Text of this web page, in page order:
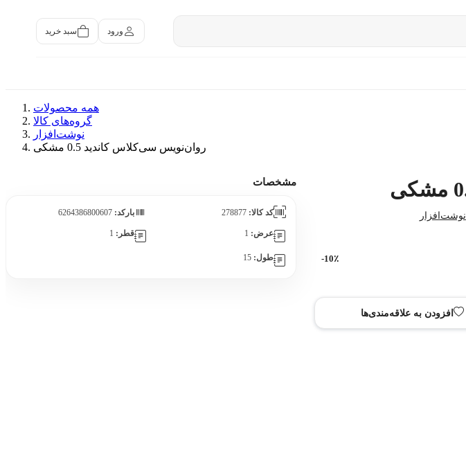
ورود سبد خرید
همه محصولات
گروه‌های کالا
نوشت‌افزار
روان‌نویس سی‌کلاس کاندید 0.5 مشکی
نوشت‌افزار
10٪-
افزودن به علاقه‌مندی‌ها
مشخصات
کد کالا: بارکد:
عرض: 1 قطر: 1
طول: 15